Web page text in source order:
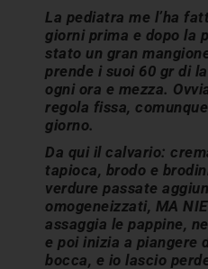
La pediatra me l’ha
giorni prima e dopo la
stato un gran
prende i suoi 60 gr di
ogni ora e mezza.
regola fissa,
giorno.
Da qui il calvario:
tapioca, brodo e
verdure passate
omogeneizzati, MA
assaggia le pappine,
e poi inizia a piangere
bocca, e io lascio